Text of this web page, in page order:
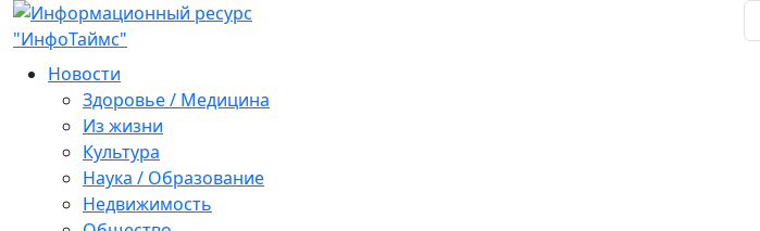
Новости
Здоровье / Медицина
Из жизни
Культура
Наука / Образование
Недвижимость